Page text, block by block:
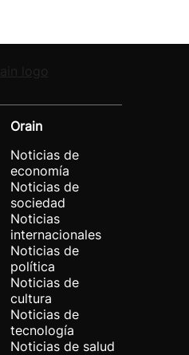
Orain
Noticias de
economía
Noticias de
sociedad
Noticias
internacionales
Noticias de
política
Noticias de
cultura
Noticias de
tecnología
Noticias de salud